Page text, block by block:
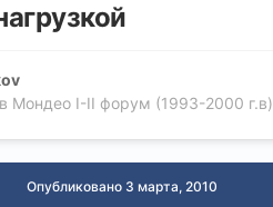
в Мондео I-II форум (1993-2000 г.в)
Опубликовано 3 марта, 2010